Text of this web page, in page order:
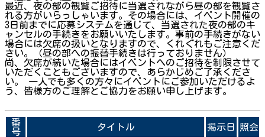
最近、夜の部の観覧ご招待に当選されながら昼の部を観覧さ
れる方がいらっしゃいます。その場合には、イベント開催の
3日前までに応募システムを通じて、当選された夜の部のキ
ャンセルの手続きをお願いいたします。事前の手続きがない
場合には欠席の扱いとなりますので、くれぐれもご注意くだ
さい。（昼の部への振替手続きは行っておりません）
尚、欠席が続いた場合にはイベントへのご招待を制限させて
いただくこともございますので、あらかじめご了承くださ
い。 一人でも多くの方々にイベントにご参加いただけるよ
う、皆様方のご理解とご協力をお願い申し上げます。
番
号
タイトル 掲示日 照会